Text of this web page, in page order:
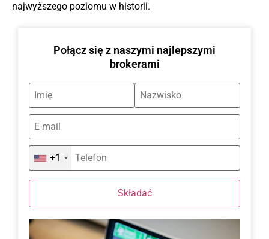
najwyższego poziomu w historii.
Połącz się z naszymi najlepszymi
brokerami
+1
Składać